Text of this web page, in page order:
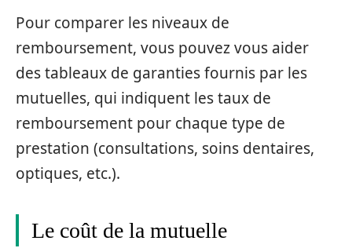
Pour comparer les niveaux de
remboursement, vous pouvez vous aider
des tableaux de garanties fournis par les
mutuelles, qui indiquent les taux de
remboursement pour chaque type de
prestation (consultations, soins dentaires,
optiques, etc.).
Le coût de la mutuelle